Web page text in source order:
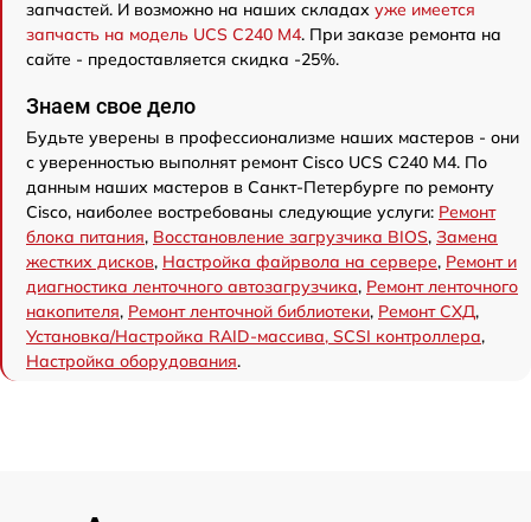
запчастей. И возможно на наших складах уже имеется
запчасть на модель UCS C240 M4. При заказе ремонта на
сайте - предоставляется скидка -25%.
Знаем свое дело
Будьте уверены в профессионализме наших мастеров - они
с уверенностью выполнят ремонт Cisco UCS C240 M4. По
данным наших мастеров в Санкт-Петербурге по ремонту
Cisco, наиболее востребованы следующие услуги: Ремонт
блока питания, Восстановление загрузчика BIOS, Замена
жестких дисков, Настройка файрвола на сервере, Ремонт и
диагностика ленточного автозагрузчика, Ремонт ленточного
накопителя, Ремонт ленточной библиотеки, Ремонт СХД,
Установка/Настройка RAID-массива, SCSI контроллера,
Настройка оборудования.